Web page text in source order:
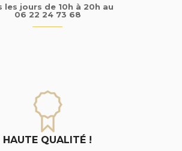
les jours de 10h à 20h au
06 22 24 73 68
HAUTE QUALITÉ !